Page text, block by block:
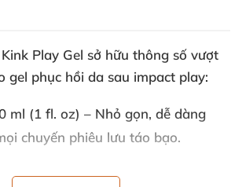
Kink Play Gel sở hữu thông số vượt
gel phục hồi da sau impact play:
ml (1 fl. oz) – Nhỏ gọn, dễ dàng
chuyến phiêu lưu táo bạo.
siêu nhẹ, thấm nhanh chóng, không